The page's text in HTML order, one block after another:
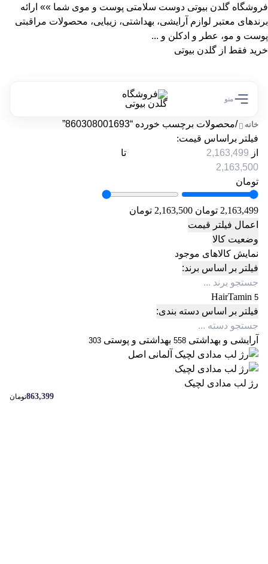
فروشگاه گلدن بیوتی دوست سلامتی پوست و موی شما »» ارائه
برندهای معتبر لوازم آرایشی، بهداشتی، زیبایی، محصولات مراقبتی
پوست و مو، عطر و ادکلن و ...
خرید فقط از گلدن بیوتی
منو
خانه /محصولات برچسب خورده “860308001693”
فیلتر براساس قیمت:
از
تا
تومان
2,163,499 تومان
2,163,500 تومان
اعمال فیلتر قیمت
وضعیت کالا
نمایش کالاهای موجود
فیلتر بر اساس برند:
HairTamin 5
فیلتر بر اساس دسته بندی:
آرایشی و بهداشتی 558 بهداشتی و پوستی 303
رژ لب مدادی لچیک
863,399تومان